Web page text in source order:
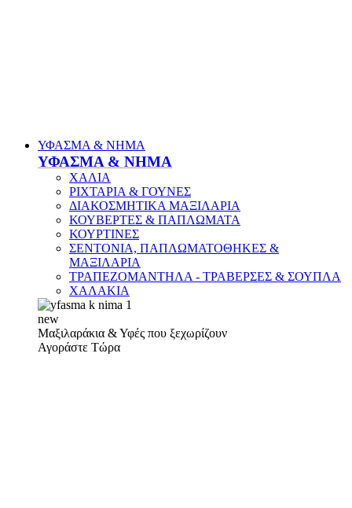
ΥΦΑΣΜΑ & ΝΗΜΑ
ΥΦΑΣΜΑ & ΝΗΜΑ
ΧΑΛΙΑ
ΡΙΧΤΑΡΙΑ & ΓΟΥΝΕΣ
ΔΙΑΚΟΣΜΗΤΙΚΑ ΜΑΞΙΛΑΡΙΑ
ΚΟΥΒΕΡΤΕΣ & ΠΑΠΛΩΜΑΤΑ
ΚΟΥΡΤΙΝΕΣ
ΣΕΝΤΟΝΙΑ, ΠΑΠΛΩΜΑΤΟΘΗΚΕΣ &
ΜΑΞΙΛΑΡΙΑ
ΤΡΑΠΕΖΟΜΑΝΤΗΛΑ - ΤΡΑΒΕΡΣΕΣ & ΣΟΥΠΛΑ
ΧΑΛΑΚΙΑ
new
Μαξιλαράκια & Υφές που ξεχωρίζουν
Αγοράστε Τώρα